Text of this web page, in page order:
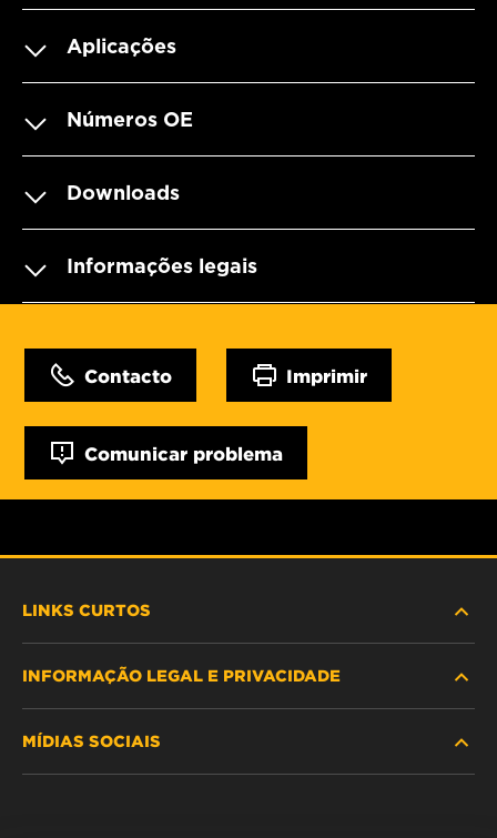
Aplicações
Números OE
Downloads
Informações legais
Contacto Imprimir
Comunicar problema
LINKS CURTOS
ONDE COMPRAR
INFORMAÇÃO LEGAL E PRIVACIDADE
MÍDIAS SOCIAIS